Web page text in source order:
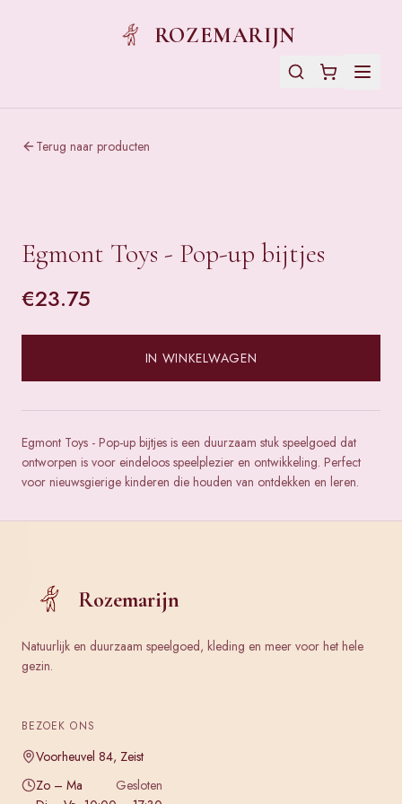
ROZEMARIJN
Terug naar producten
Egmont Toys - Pop-up bijtjes
€23.75
IN WINKELWAGEN
Egmont Toys - Pop-up bijtjes is een duurzaam stuk speelgoed dat
ontworpen is voor eindeloos speelplezier en ontwikkeling. Perfect
voor nieuwsgierige kinderen die houden van ontdekken en leren.
Rozemarijn
Natuurlijk en duurzaam speelgoed, kleding en meer voor het hele
gezin.
BEZOEK ONS
Voorheuvel 84, Zeist
Zo – Ma
Gesloten